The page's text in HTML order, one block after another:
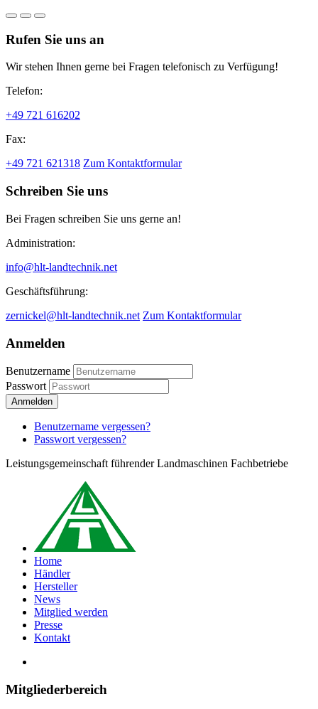
Rufen Sie uns an
Wir stehen Ihnen gerne bei Fragen telefonisch zu Verfügung!
Telefon:
+49 721 616202
Fax:
+49 721 621318 Zum Kontaktformular
Schreiben Sie uns
Bei Fragen schreiben Sie uns gerne an!
Administration:
info@hlt-landtechnik.net
Geschäftsführung:
zernickel@hlt-landtechnik.net Zum Kontaktformular
Anmelden
Benutzername
Passwort
Anmelden
Benutzername vergessen?
Passwort vergessen?
Leistungsgemeinschaft führender Landmaschinen Fachbetriebe
Home
Händler
Hersteller
News
Mitglied werden
Presse
Kontakt
Mitgliederbereich